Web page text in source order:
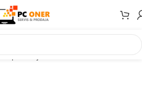
PC periferija Slušalice